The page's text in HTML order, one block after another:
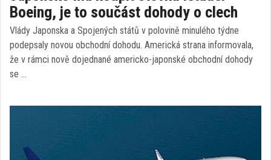
Boeing, je to součást dohody o clech
Vlády Japonska a Spojených států v polovině minulého týdne
podepsaly novou obchodní dohodu. Americká strana informovala,
že v rámci nově dojednané americko-japonské obchodní dohody
se …